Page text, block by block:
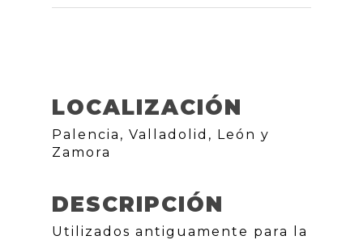
LOCALIZACIÓN
Palencia, Valladolid, León y
Zamora
DESCRIPCIÓN
Utilizados antiguamente para la